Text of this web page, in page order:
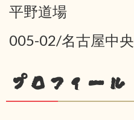
平野道場
005-02/名古屋中央
プロフィール